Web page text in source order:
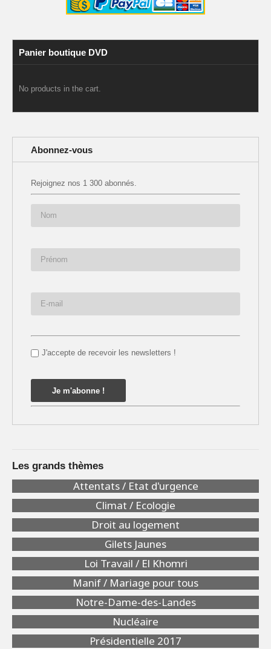
Panier boutique DVD
No products in the cart.
Abonnez-vous
Rejoignez nos 1 300 abonnés.
J'accepte de recevoir les newsletters !
Les grands thèmes
Attentats / Etat d'urgence
Climat / Ecologie
Droit au logement
Gilets Jaunes
Loi Travail / El Khomri
Manif / Mariage pour tous
Notre-Dame-des-Landes
Nucléaire
Présidentielle 2017